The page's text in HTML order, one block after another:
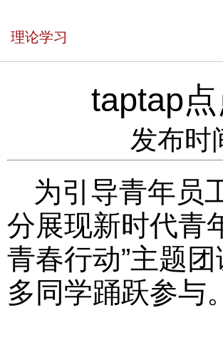
理论学习
taptap
发布时
为引导青年员
分展现新时代青
青春行动”主题
多同学踊跃参与。